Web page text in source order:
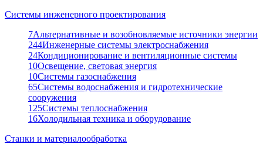
Системы инженерного проектирования
7Альтернативные и возобновляемые источники энергии
244Инженерные системы электроснабжения
24Кондиционирование и вентиляционные системы
10Освещение, световая энергия
10Системы газоснабжения
65Системы водоснабжения и гидротехнические
сооружения
125Системы теплоснабжения
16Холодильная техника и оборудование
Станки и материалообработка